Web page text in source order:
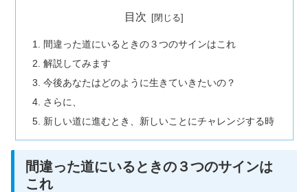
目次
間違った道にいるときの３つのサインはこれ
解説してみます
今後あなたはどのように生きていきたいの？
さらに、
新しい道に進むとき、新しいことにチャレンジする時
間違った道にいるときの３つのサインは
これ